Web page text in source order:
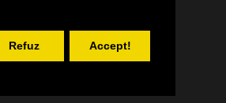
Refuz Accept!